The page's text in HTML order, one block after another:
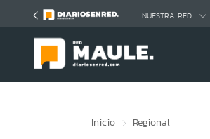
NUESTRA RED
Inicio Regional